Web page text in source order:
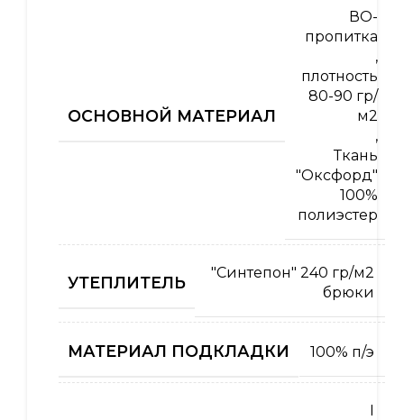
ОСНОВНОЙ МАТЕРИАЛ
ВО-
пропитка
,
плотность
80-90 гр/
м2
,
Ткань
"Оксфорд"
100%
полиэстер
УТЕПЛИТЕЛЬ
"Синтепон" 240 гр/м2
брюки
МАТЕРИАЛ ПОДКЛАДКИ 100% п/э
I